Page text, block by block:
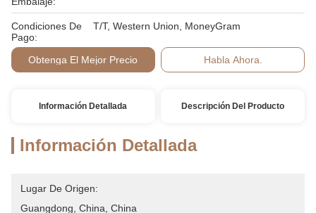
Condiciones De
Pago:
T/T, Western Union, MoneyGram
Obtenga El Mejor Precio Habla Ahora.
Información Detallada Descripción Del Producto
Información Detallada
Lugar De Origen:
Guangdong, China, China